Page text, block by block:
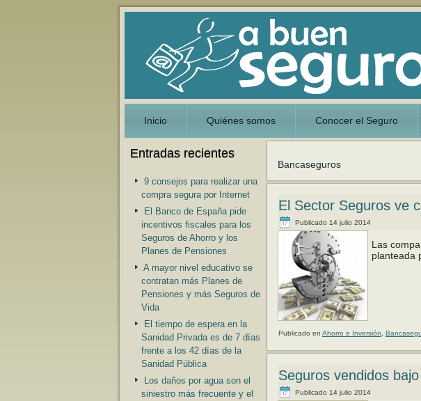
Inicio Quiénes somos Conocer el Seguro
Entradas recientes
9 consejos para realizar una
compra segura por Internet
El Banco de España pide
incentivos fiscales para los
Seguros de Ahorro y los
Planes de Pensiones
A mayor nivel educativo se
contratan más Planes de
Pensiones y más Seguros de
Vida
El tiempo de espera en la
Sanidad Privada es de 7 días
frente a los 42 días de la
Sanidad Pública
Los daños por agua son el
siniestro más frecuente y el
Bancaseguros
El Sector Seguros ve
Publicado 14 julio 2014
Las
planteada
Publicado en Ahorro e Inversión
Seguros vendidos
Publicado 14 julio 2014